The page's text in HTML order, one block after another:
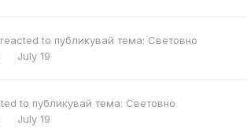
reacted to публикувай тема: Световно
July 19
to публикувай тема: Световно
July 19